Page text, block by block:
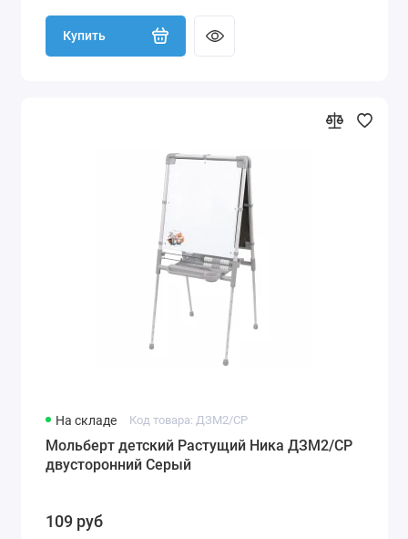
Купить
На складе Код товара: ДЗМ2/СР
Мольберт детский Растущий Ника ДЗМ2/СР
двусторонний Серый
109 руб